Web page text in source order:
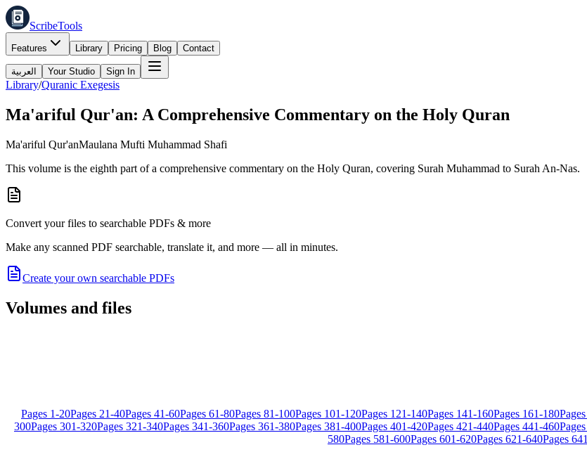
ScribeTools
Features Library Pricing Blog Contact
العربية Your Studio Sign In
Library/Quranic Exegesis
Ma'ariful Qur'an: A Comprehensive Commentary on the Holy Quran
Ma'ariful Qur'anMaulana Mufti Muhammad Shafi
This volume is the eighth part of a comprehensive commentary on the Holy Quran, covering Surah Muhammad to Surah An-Nas.
Convert your files to searchable PDFs & more
Make any scanned PDF searchable, translate it, and more — all in minutes.
Create your own searchable PDFs
Volumes and files
Pages 1-20Pages 21-40Pages 41-60Pages 61-80Pages 81-100Pages 101-120Pages 121-140Pages 141-160Pages 161-180Pages
300Pages 301-320Pages 321-340Pages 341-360Pages 361-380Pages 381-400Pages 401-420Pages 421-440Pages 441-460Pages
580Pages 581-600Pages 601-620Pages 621-640Pages 641